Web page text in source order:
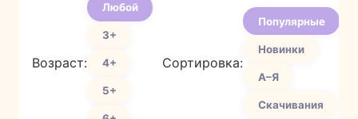
Возраст:
Любой
3+
4+
5+
Сортировка:
Популярные
Новинки
А–Я
Скачивания